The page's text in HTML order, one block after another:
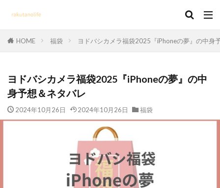
HOME 福袋 ヨドバシカメラ福袋2025『iPhoneの夢』の中身
ヨドバシカメラ福袋2025『iPhoneの夢』の中
身予想＆ネタバレ
2024年10月26日 2024年10月26日 福袋